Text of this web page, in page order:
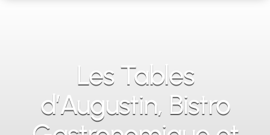
Les Tables
d’Augustin, Bistro